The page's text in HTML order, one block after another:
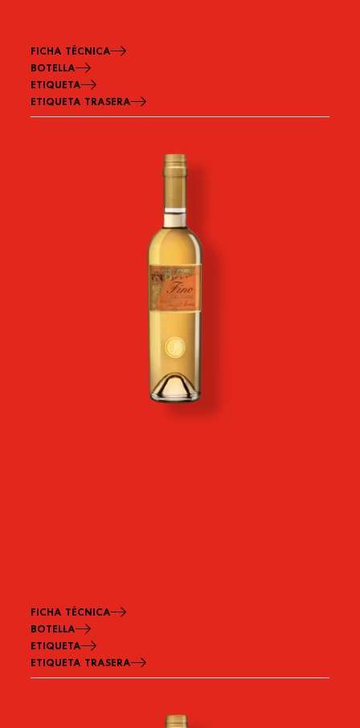
FICHA TÉCNICA
BOTELLA
ETIQUETA
ETIQUETA TRASERA
FICHA TÉCNICA
BOTELLA
ETIQUETA
ETIQUETA TRASERA